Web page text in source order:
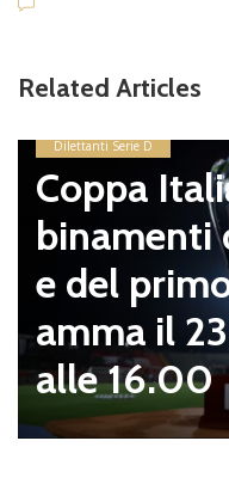
Related Articles
Dilettanti Serie D
Coppa
binamenti
e del
amma il
alle 16.00